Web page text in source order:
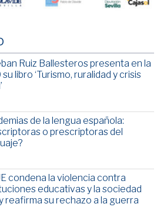
Ruiz Ballesteros presenta en la
su libro ‘Turismo, ruralidad y crisis
de la lengua española:
o prescriptoras del
condena la violencia contra
educativas y la sociedad
reafirma su rechazo a la guerra